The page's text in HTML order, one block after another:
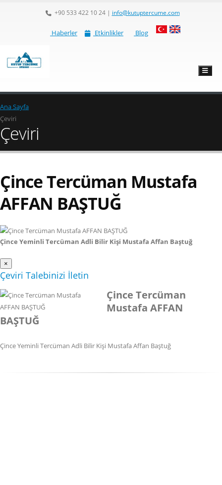
+90 533 422 10 24| info@kutuptercume.com
Haberler Etkinlikler Blog
Ana Sayfa
Çeviri
Çeviri
Çince Tercüman Mustafa
AFFAN BAŞTUĞ
Çince Yeminli Tercüman Adli Bilir Kişi Mustafa Affan Baştuğ
×
Çeviri Talebinizi İletin
Çince Tercüman
Mustafa AFFAN
BAŞTUĞ
Çince Yeminli Tercüman Adli Bilir Kişi Mustafa Affan Baştuğ